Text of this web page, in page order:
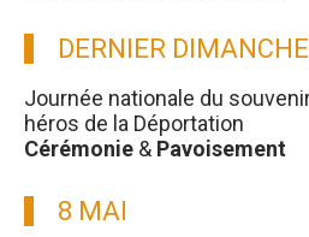
DERNIER
Journée nationale du
héros de la Déportation
Cérémonie & Pavoisement
8 MAI